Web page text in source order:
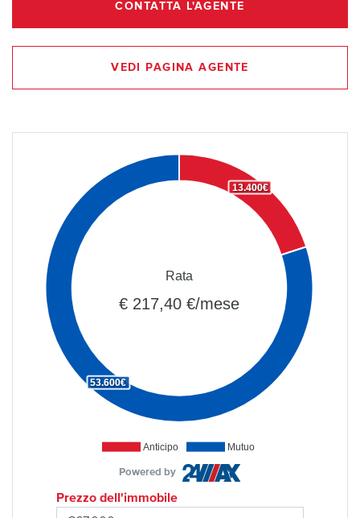
CONTATTA L'AGENTE
VEDI PAGINA AGENTE
Anticipo Mutuo
13.400€
53.600€
Rata
€ 217,40 €/mese
Powered by
Prezzo dell'immobile